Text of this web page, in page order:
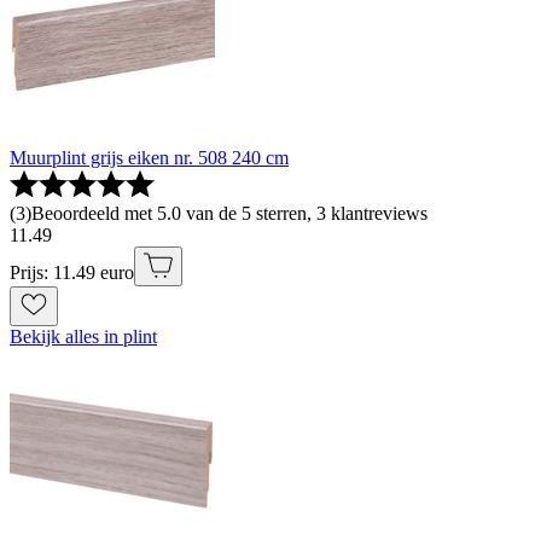
Muurplint grijs eiken nr. 508 240 cm
(3)Beoordeeld met 5.0 van de 5 sterren, 3 klantreviews
11 .49
Prijs: 11.49 euro
Bekijk alles in plint